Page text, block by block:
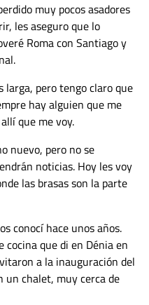
muy pocos asadores
les aseguro que lo
Roma con Santiago y
larga, pero tengo claro que
hay alguien que me
que me voy.
nuevo, pero no se
noticias. Hoy les voy
las brasas son la parte
conocí hace unos años.
cocina que di en Dénia en
a la inauguración del
un chalet, muy cerca de